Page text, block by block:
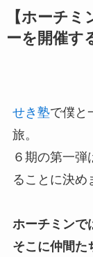
【ホーチ
ーを開催す
せき塾で僕と
旅。
６期の第一
ることに決め
ホーチミンで
そこに仲間た